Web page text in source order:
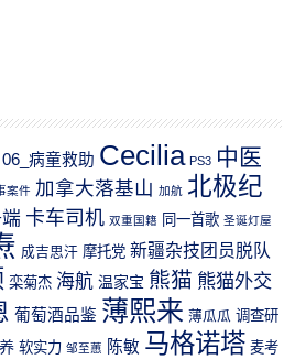
06_病童救助 Cecilia PS3 中医
案件 加拿大落基山 加航 北极纪
卡车司机 双重国籍 同一首歌 圣诞灯屋
成吉思汗 摩托党 新疆杂技团员脱队
栾菊杰 海航 温家宝 熊猫 熊猫外交
葡萄酒品鉴 薄熙来 薄瓜瓜 调查研
软实力 邹至蕙 陈敏 马格诺塔 麦考